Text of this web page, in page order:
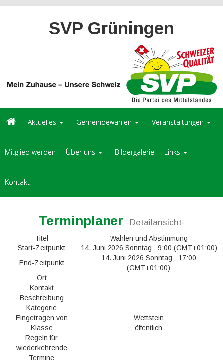
SVP Grüningen
Aktuelles Gemeindewahlen Veranstaltungen
Mitglied werden Über uns Bildergalerie Links
Kontakt
Terminplaner -Detailansicht-
Titel
Wahlen und Abstimmung
Start-Zeitpunkt
14. Juni 2026 Sonntag 9:00 (GMT+01:00)
End-Zeitpunkt
14. Juni 2026 Sonntag 17:00
(GMT+01:00)
Ort
Kontakt
Beschreibung
Kategorie
Eingetragen von
Wettstein
Klasse
öffentlich
Regeln für
wiederkehrende
Termine